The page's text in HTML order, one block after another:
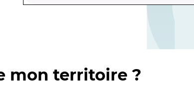
mon territoire ?